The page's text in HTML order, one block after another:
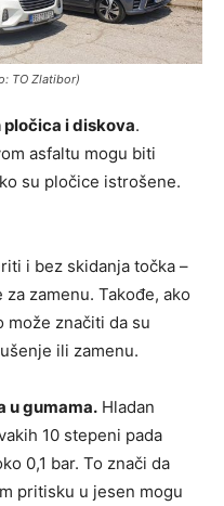
TO Zlatibor)
i diskova.
asfaltu mogu biti
su pločice istrošene.
i bez skidanja točka –
zamenu. Takođe, ako
značiti da su
ili zamenu.
u gumama. Hladan
10 stepeni pada
0,1 bar. To znači da
pritisku u jesen mogu